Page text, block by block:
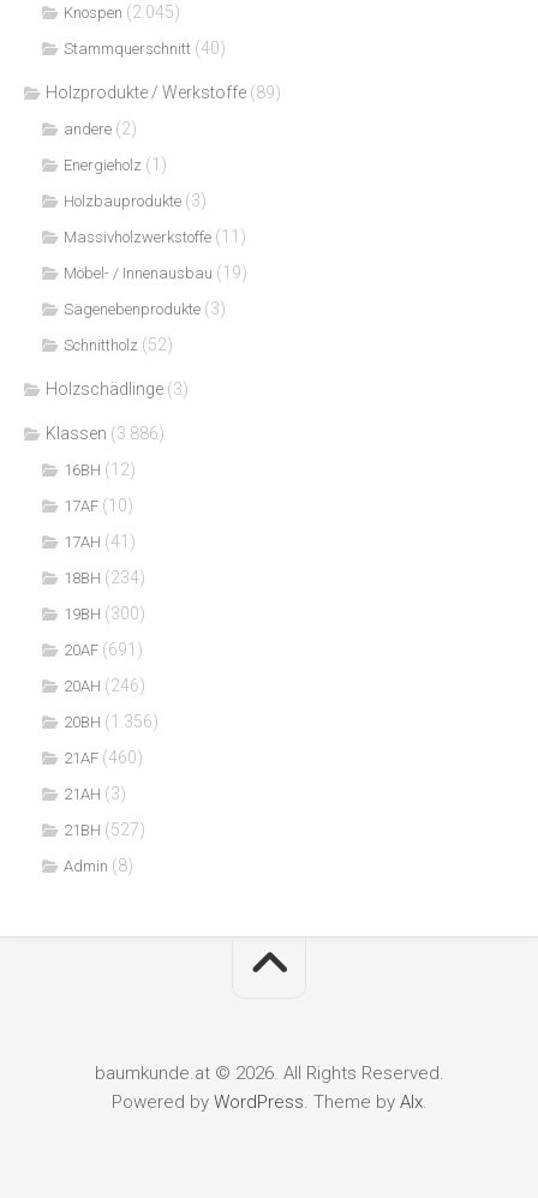
Knospen (2.045)
Stammquerschnitt (40)
Holzprodukte / Werkstoffe (89)
andere (2)
Energieholz (1)
Holzbauprodukte (3)
Massivholzwerkstoffe (11)
Möbel- / Innenausbau (19)
Sägenebenprodukte (3)
Schnittholz (52)
Holzschädlinge (3)
Klassen (3.886)
16BH (12)
17AF (10)
17AH (41)
18BH (234)
19BH (300)
20AF (691)
20AH (246)
20BH (1.356)
21AF (460)
21AH (3)
21BH (527)
Admin (8)
baumkunde.at © 2026. All Rights Reserved.
Powered by WordPress. Theme by Alx.